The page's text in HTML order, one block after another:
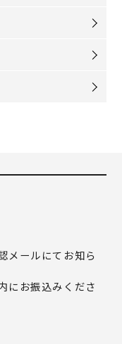
メールにてお知ら
にお振込みくださ